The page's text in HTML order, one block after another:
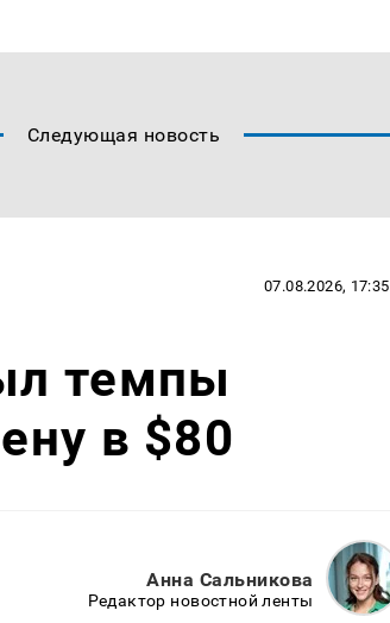
Следующая новость
07.08.2026, 17:35
темпы
в $80
Анна Сальникова
Редактор новостной ленты